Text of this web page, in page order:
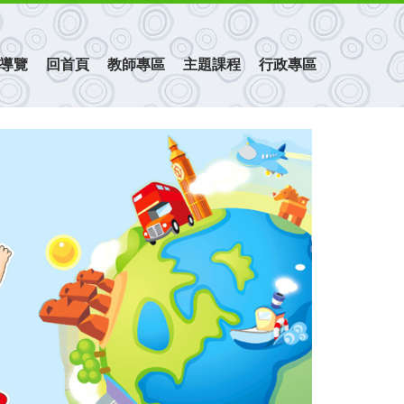
覽 回首頁 教師專區 主題課程 行政專區